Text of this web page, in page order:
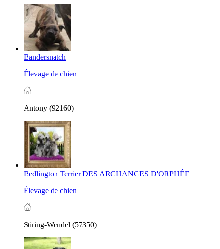
Bandersnatch
Élevage de chien
Antony (92160)
Bedlington Terrier DES ARCHANGES D'ORPHÉE
Élevage de chien
Stiring-Wendel (57350)